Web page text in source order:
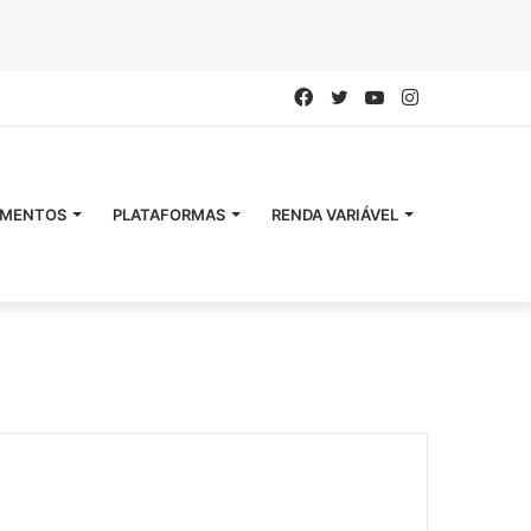
YouTube
Twitter
Facebook
PLATAFORMAS RENDA VARIÁVEL